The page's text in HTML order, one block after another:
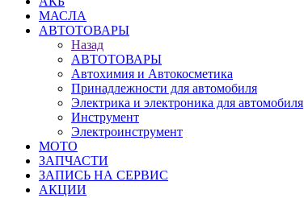
МАСЛА
АВТОТОВАРЫ
Назад
АВТОТОВАРЫ
Автохимия и Автокосметика
Принадлежности для автомобиля
Электрика и электроника для автомобиля
Инструмент
Электроинструмент
МОТО
ЗАПЧАСТИ
ЗАПИСЬ НА СЕРВИС
АКЦИИ